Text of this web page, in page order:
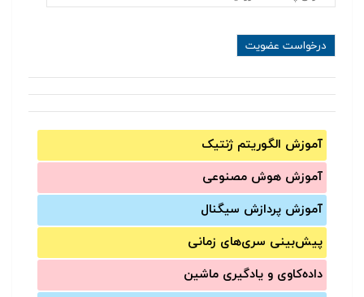
آموزش الگوریتم ژنتیک
آموزش‌ هوش مصنوعی
آموزش‌ پردازش سیگنال
پیش‌‌بینی سری‌‌های زمانی
داده‌کاوی و یادگیری ماشین